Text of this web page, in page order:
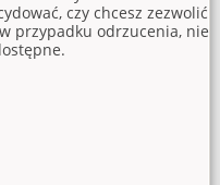
czy chcesz zezwolić
przypadku odrzucenia, nie